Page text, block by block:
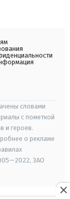
словами
с пометкой
и героев.
о рекламе
ЗАО